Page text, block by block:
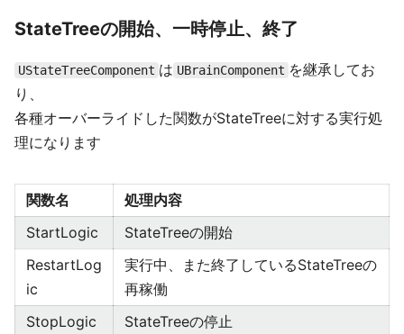
StateTreeの開始、一時停止、終了
UStateTreeComponent は UBrainComponent を継承してお
り、
各種オーバーライドした関数がStateTreeに対する実行処
理になります
関数名
処理内容
StartLogic
StateTreeの開始
RestartLog
ic
実行中、また終了しているStateTreeの
再稼働
StopLogic
StateTreeの停止